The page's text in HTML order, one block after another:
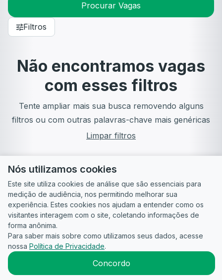
Procurar Vagas
Filtros
Não encontramos vagas
com esses filtros
Tente ampliar mais sua busca removendo alguns
filtros ou com outras palavras-chave mais genéricas
Limpar filtros
Guia do
Candidato
Para
empresas
Política de
Privacidade
Termos
2026CandidataAI
Nós utilizamos cookies
Este site utiliza cookies de análise que são essenciais para
medição de audiência, nos permitindo melhorar sua
experiência. Estes cookies nos ajudam a entender como os
visitantes interagem com o site, coletando informações de
forma anônima.
Para saber mais sobre como utilizamos seus dados, acesse
nossa Política de Privacidade.
Concordo